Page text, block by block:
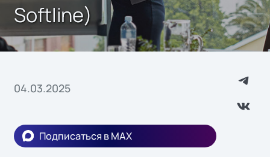
Softline)
04.03.2025
Подписаться в MAX